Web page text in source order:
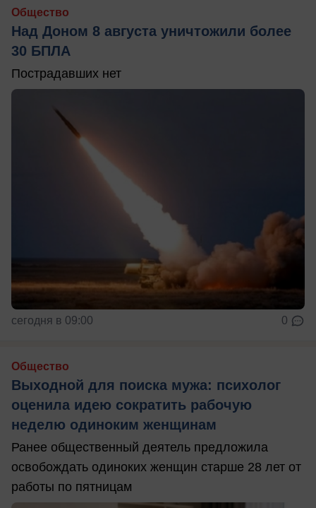
Общество
Над Доном 8 августа уничтожили более
30 БПЛА
Пострадавших нет
сегодня в 09:00 0
Общество
Выходной для поиска мужа: психолог
оценила идею сократить рабочую
неделю одиноким женщинам
Ранее общественный деятель предложила
освобождать одиноких женщин старше 28 лет от
работы по пятницам